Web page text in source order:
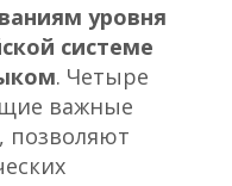
уровня
системе
. Четыре
важные
позволяют